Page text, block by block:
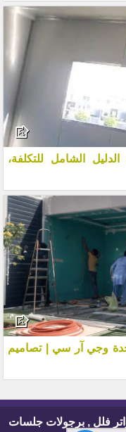
الشامل للتكلفة،
وجي آر سي | تصاميم
فلل , برجولات جلسات